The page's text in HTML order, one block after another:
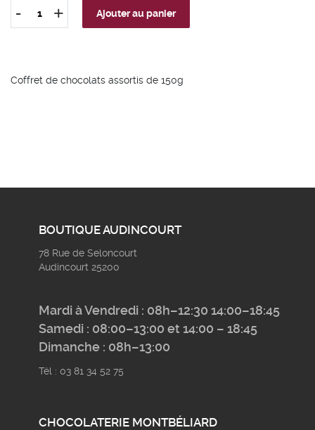
-
quantité
assortis
+ Ajouter au panier
Coffret de chocolats assortis de 150g
BOUTIQUE AUDINCOURT
78 Rue de Seloncourt
Audincourt 25200
Mardi à Vendredi : 08h–12:30 14:00–18:45
Samedi : 08:00–13:00 et 14:00 – 18:45
Dimanche : 08h–13:00
Tél : 03 81 34 52 75
CHOCOLATERIE MONTBÉLIARD